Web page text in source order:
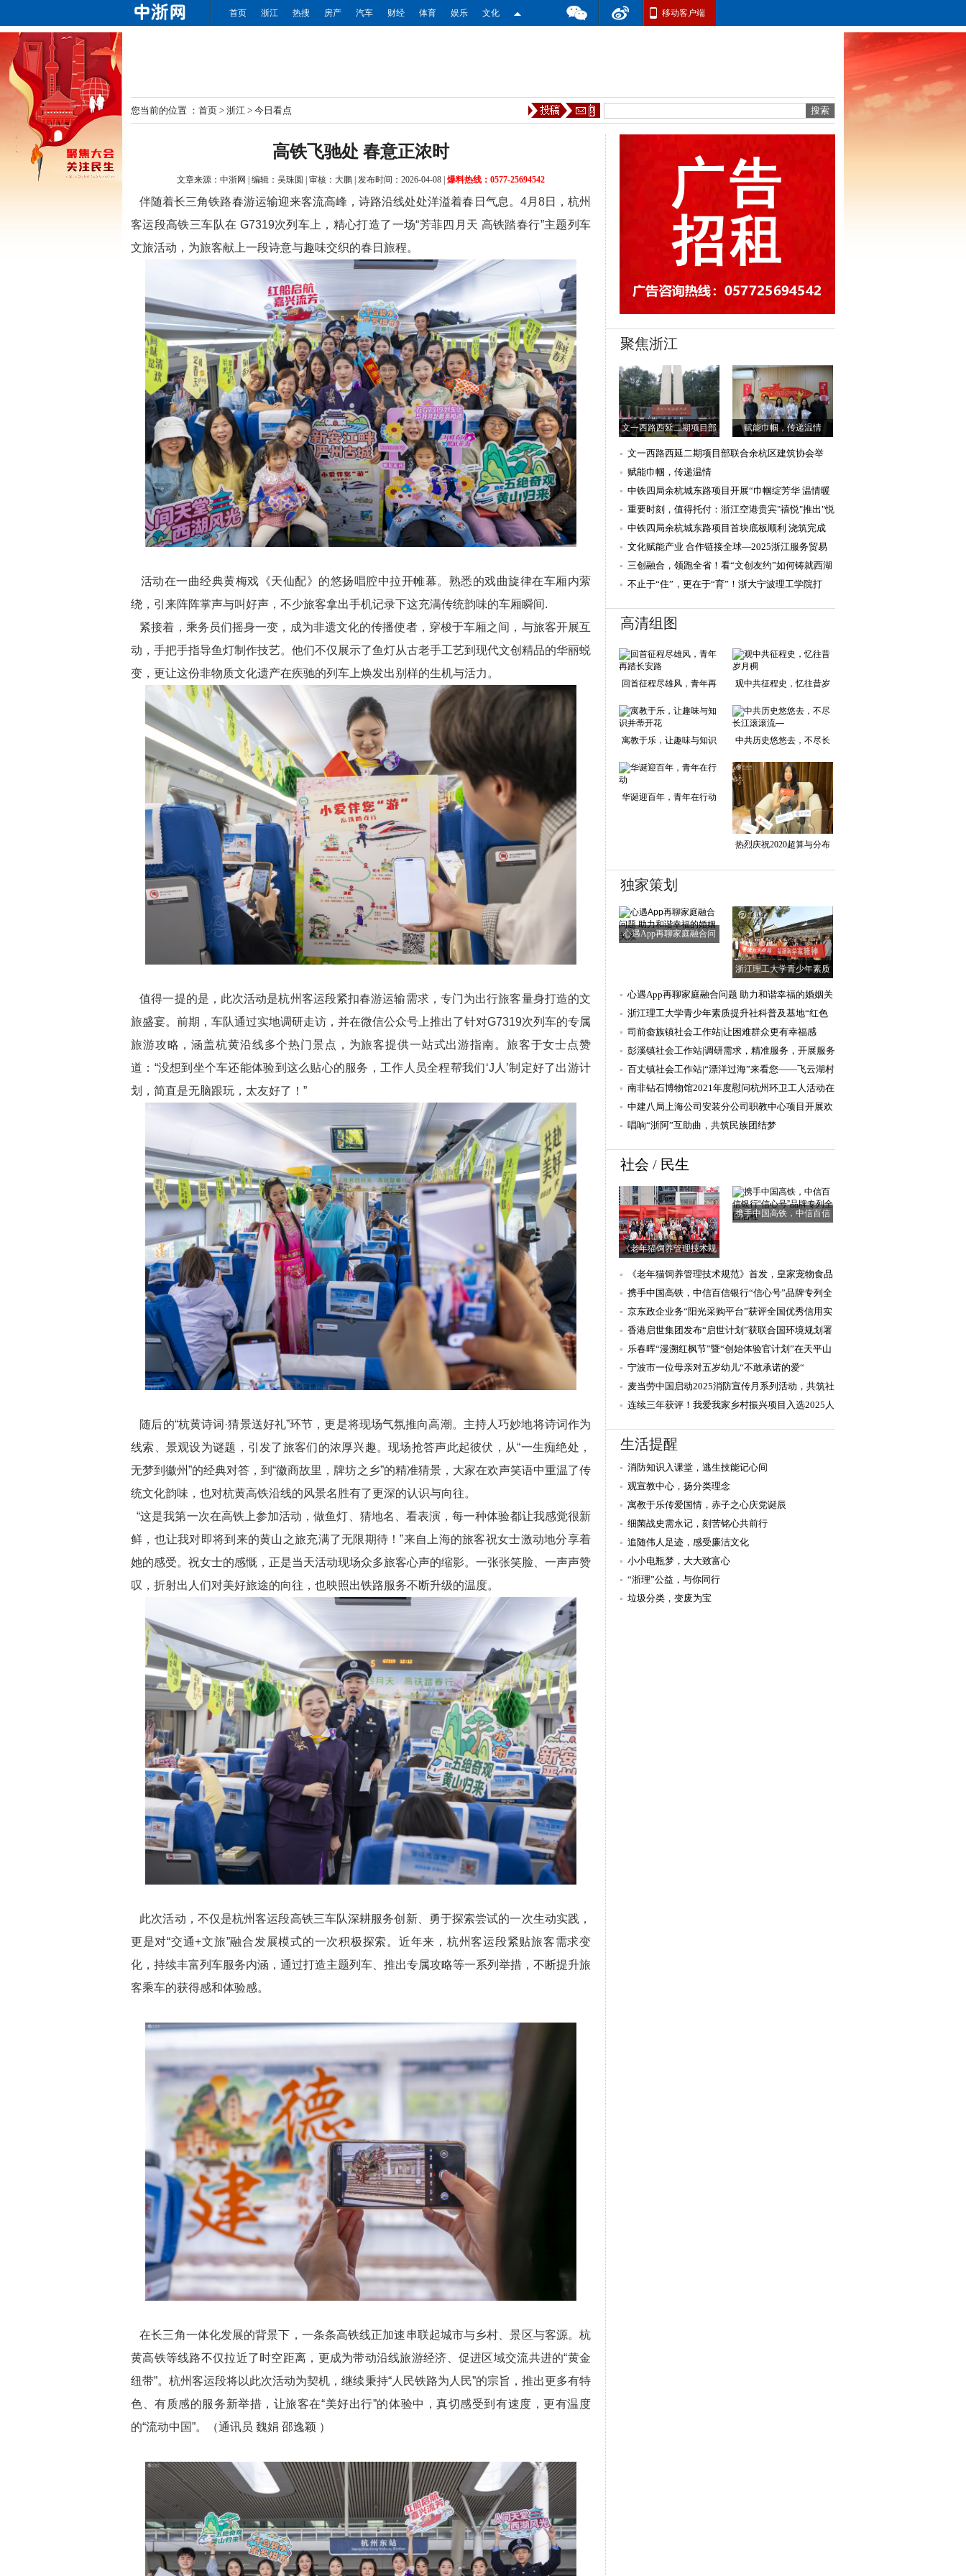
首页 浙江 热搜 房产 汽车 财经 体育 娱乐 文化 移动客户端
您当前的位置 ： 首页 > 浙江 > 今日看点
高铁飞驰处 春意正浓时
文章来源： 中浙网 编辑： 吴珠圆 审核：大鹏 发布时间：2026-04-08 爆料热线：0577-25694542
伴随着长三角铁路春游运输迎来客流高峰，诗路沿线处处洋溢着春日气息。4月8日，杭州
客运段高铁三车队在 G7319次列车上，精心打造了一场“芳菲四月天 高铁踏春行”主题列车
文旅活动，为旅客献上一段诗意与趣味交织的春日旅程。
活动在一曲经典黄梅戏《天仙配》的悠扬唱腔中拉开帷幕。熟悉的戏曲旋律在车厢内萦
绕，引来阵阵掌声与叫好声，不少旅客拿出手机记录下这充满传统韵味的车厢瞬间.
紧接着，乘务员们摇身一变，成为非遗文化的传播使者，穿梭于车厢之间，与旅客开展互
动，手把手指导鱼灯制作技艺。他们不仅展示了鱼灯从古老手工艺到现代文创精品的华丽蜕
变，更让这份非物质文化遗产在疾驰的列车上焕发出别样的生机与活力。
值得一提的是，此次活动是杭州客运段紧扣春游运输需求，专门为出行旅客量身打造的文
旅盛宴。前期，车队通过实地调研走访，并在微信公众号上推出了针对G7319次列车的专属
旅游攻略，涵盖杭黄沿线多个热门景点，为旅客提供一站式出游指南。旅客于女士点赞
道：“没想到坐个车还能体验到这么贴心的服务，工作人员全程帮我们‘J人’制定好了出游计
划，简直是无脑跟玩，太友好了！”
随后的“杭黄诗词·猜景送好礼”环节，更是将现场气氛推向高潮。主持人巧妙地将诗词作为
线索、景观设为谜题，引发了旅客们的浓厚兴趣。现场抢答声此起彼伏，从“一生痴绝处，
无梦到徽州”的经典对答，到“徽商故里，牌坊之乡”的精准猜景，大家在欢声笑语中重温了传
统文化韵味，也对杭黄高铁沿线的风景名胜有了更深的认识与向往。
“这是我第一次在高铁上参加活动，做鱼灯、猜地名、看表演，每一种体验都让我感觉很新
鲜，也让我对即将到来的黄山之旅充满了无限期待！”来自上海的旅客祝女士激动地分享着
她的感受。祝女士的感慨，正是当天活动现场众多旅客心声的缩影。一张张笑脸、一声声赞
叹，折射出人们对美好旅途的向往，也映照出铁路服务不断升级的温度。
此次活动，不仅是杭州客运段高铁三车队深耕服务创新、勇于探索尝试的一次生动实践，
更是对“交通+文旅”融合发展模式的一次积极探索。近年来，杭州客运段紧贴旅客需求变
化，持续丰富列车服务内涵，通过打造主题列车、推出专属攻略等一系列举措，不断提升旅
客乘车的获得感和体验感。
在长三角一体化发展的背景下，一条条高铁线正加速串联起城市与乡村、景区与客源。杭
黄高铁等线路不仅拉近了时空距离，更成为带动沿线旅游经济、促进区域交流共进的“黄金
纽带”。杭州客运段将以此次活动为契机，继续秉持“人民铁路为人民”的宗旨，推出更多有特
色、有质感的服务新举措，让旅客在“美好出行”的体验中，真切感受到有速度，更有温度
的“流动中国”。（通讯员 魏娟 邵逸颖 ）
聚焦浙江
文一西路西延二期项目部
赋能巾帼，传递温情
文一西路西延二期项目部联合余杭区建筑协会举
行“传承新四军精
赋能巾帼，传递温情
中铁四局余杭城东路项目开展“巾帼绽芳华 温情暖
三月”主题活动
重要时刻，值得托付：浙江空港贵宾"禧悦"推出"悦
速达"，助旅客
中铁四局余杭城东路项目首块底板顺利 浇筑完成
文化赋能产业 合作链接全球—2025浙江服务贸易
（新加坡）影视展
三创融合，领跑全省！看“文创友约”如何铸就西湖
文化硬实力
不止于“住”，更在于“育”！浙大宁波理工学院打
高清组图
回首征程尽雄风，青年再
踏长安路
观中共征程史，忆往昔岁
月稠
寓教于乐，让趣味与知识
并蒂开花
中共历史悠悠去，不尽长
江滚滚流—
华诞迎百年，青年在行动
热烈庆祝2020超算与分布
独家策划
心遇App再聊家庭融合问
浙江理工大学青少年素质
心遇App再聊家庭融合问题 助力和谐幸福的婚姻关
系
浙江理工大学青少年素质提升社科普及基地“红色
科普行”实践团
司前畲族镇社会工作站|让困难群众更有幸福感
的“清单”
彭溪镇社会工作站|调研需求，精准服务，开展服务
需求调查工作
百丈镇社会工作站|“漂洋过海”来看您——飞云湖村
关爱探访、幸
南非钻石博物馆2021年度慰问杭州环卫工人活动在
杭顺利举行
中建八局上海公司安装分公司职教中心项目开展欢
度中秋活动
唱响“浙阿”互助曲，共筑民族团结梦
社会 / 民生
《老年猫饲养管理技术规
携手中国高铁，中信百信
《老年猫饲养管理技术规范》首发，皇家宠物食品
三大举措护航“
携手中国高铁，中信百信银行“信心号”品牌专列全
国启程
京东政企业务“阳光采购平台”获评全国优秀信用实
践，积极践行
香港启世集团发布“启世计划”获联合国环境规划署
高度认可
乐春晖“漫溯红枫节”暨“创始体验官计划”在天平山
盛大启幕
宁波市一位母亲对五岁幼儿“不敢承诺的爱“
麦当劳中国启动2025消防宣传月系列活动，共筑社
区安全防线
连续三年获评！我爱我家乡村振兴项目入选2025人
生活提醒
消防知识入课堂，逃生技能记心间
观宣教中心，扬分类理念
寓教于乐传爱国情，赤子之心庆党诞辰
细菌战史需永记，刻苦铭心共前行
追随伟人足迹，感受廉洁文化
小小电瓶梦，大大致富心
“浙理”公益，与你同行
垃圾分类，变废为宝